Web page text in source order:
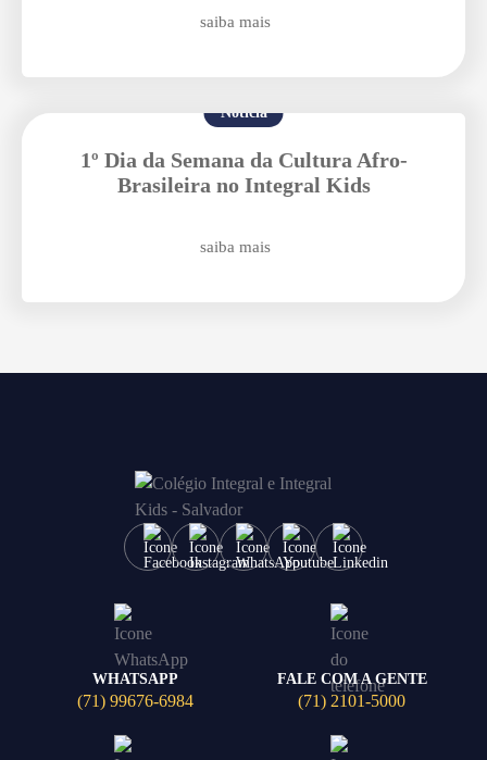
saiba mais
Notícia
1º Dia da Semana da Cultura Afro-
Brasileira no Integral Kids
saiba mais
WHATSAPP
(71) 99676-6984
FALE COM A GENTE
(71) 2101-5000